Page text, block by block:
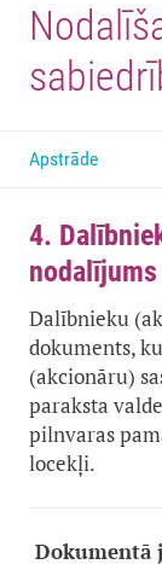
Apstrāde
4.
nodalījums
Dalībnieku
dokuments,
(akcionāru)
paraksta
pilnvaras
locekļi.
Dokumentā